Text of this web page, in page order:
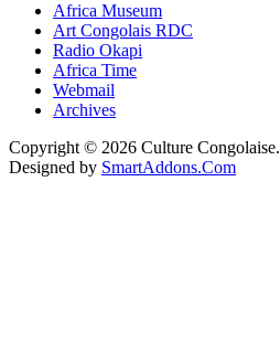
Africa Museum
Art Congolais RDC
Radio Okapi
Africa Time
Webmail
Archives
Copyright © 2026 Culture
Designed by SmartAddons.Com